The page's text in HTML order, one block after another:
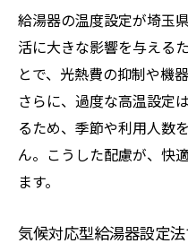
給湯器の温度設定が埼玉
活に大きな影響を与える
とで、光熱費の抑制や機
さらに、過度な高温設定
るため、季節や利用人数
ん。こうした配慮が、快
ます。
気候対応型給湯器設定